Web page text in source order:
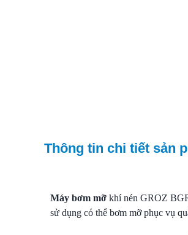
Thông tin chi tiết sản
Máy bơm mỡ khí nén GROZ
sử dụng có thể bơm mỡ phục vụ